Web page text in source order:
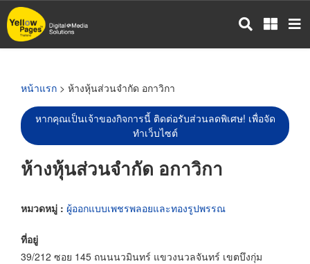
ข้าม
ไป
หน้าแรก > ห้างหุ้นส่วนจำกัด อกาวิกา
หากคุณเป็นเจ้าของกิจการนี้ ติดต่อรับส่วนลดพิเศษ! เพื่อจัด
ทำเว็บไซต์
ห้างหุ้นส่วนจำกัด อกาวิกา
หมวดหมู่ : ผู้ออกแบบเพชรพลอยและทองรูปพรรณ
ที่อยู่
39/212 ซอย 145 ถนนนวมินทร์ แขวงนวลจันทร์ เขตบึงกุ่ม